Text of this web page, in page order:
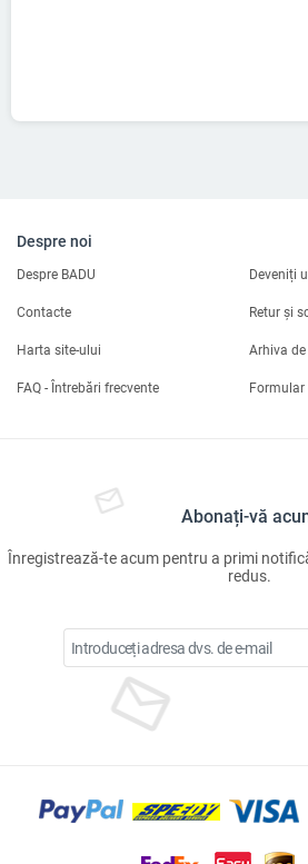
Despre noi
Despre BADU Deveniți
Contacte Retur și
Harta site-ului Arhiva
FAQ - Întrebări frecvente
Abonați-vă
Înregistrează-te acum pentru a primi
redus.